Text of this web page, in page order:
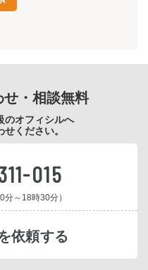
・相談無料
のオフィシルへ
ください。
015
分～18時30分）
依頼する